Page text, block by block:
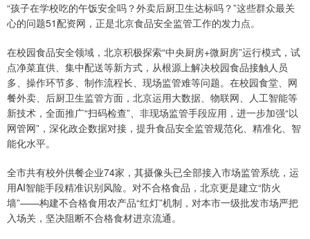
“孩子在学校吃的午饭安全吗？外卖后厨卫生达标吗？”这些群众最关
心的问题51配资网，正是北京食品安全监管工作的发力点。
在校园食品安全领域，北京积极探索“中央厨房+微厨房”运行模式，试
点净菜直供、集中配送等新方式，从根源上解决校园食品接触人员
多、操作环节多、制作流程长、现场监管难等问题。在校园食堂、网
餐外卖、后厨卫生监管方面，北京运用大数据、物联网、人工智能等
新技术，全面推广“扫码检查”、非现场监管手段应用，进一步加强“以
网管网”，深化政企数据对接，提升食品安全监管规范化、精准化、智
能化水平。
全市共有校外供餐企业74家，其摄像头已全部接入市场监管系统，运
用AI智能手段精准识别风险。对不合格食品，北京更是建立“防火
墙”——构建不合格食用农产品“红灯”机制，对本市一级批发市场严把
入场关，坚决阻断不合格食材进京流通。